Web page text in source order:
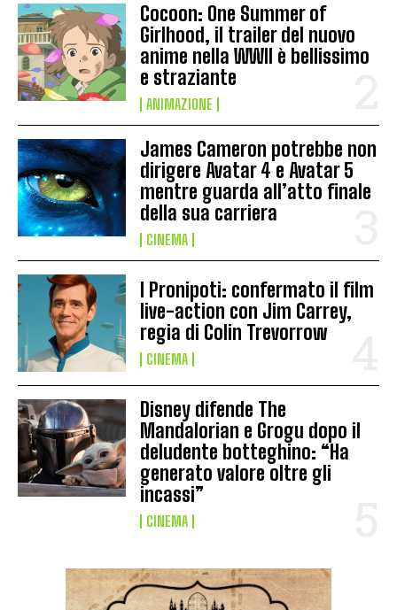
Cocoon: One Summer of
Girlhood, il trailer del nuovo
anime nella WWII è bellissimo
e straziante
ANIMAZIONE
James Cameron potrebbe non
dirigere Avatar 4 e Avatar 5
mentre guarda all’atto finale
della sua carriera
CINEMA
I Pronipoti: confermato il film
live-action con Jim Carrey,
regia di Colin Trevorrow
CINEMA
Disney difende The
Mandalorian e Grogu dopo il
deludente botteghino: “Ha
generato valore oltre gli
incassi”
CINEMA